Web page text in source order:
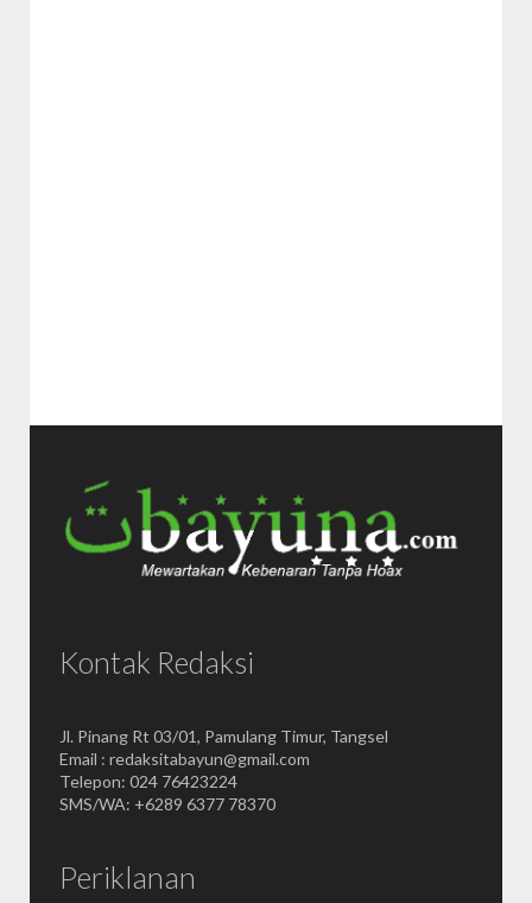
Kontak Redaksi
Jl. Pinang Rt 03/01, Pamulang Timur, Tangsel
Email : redaksitabayun@gmail.com
Telepon: 024 76423224
SMS/WA: +6289 6377 78370
Periklanan